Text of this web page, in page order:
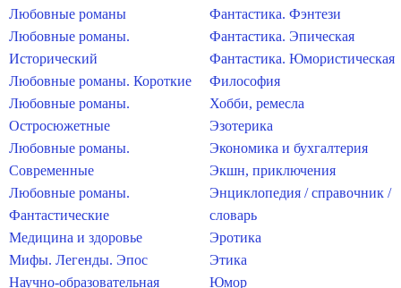
Любовные романы
Любовные романы.
Исторический
Любовные романы. Короткие
Любовные романы.
Остросюжетные
Любовные романы.
Современные
Любовные романы.
Фантастические
Медицина и здоровье
Мифы. Легенды. Эпос
Научно-образовательная
Фантастика. Фэнтези
Фантастика. Эпическая
Фантастика. Юмористическая
Философия
Хобби, ремесла
Эзотерика
Экономика и бухгалтерия
Экшн, приключения
Энциклопедия / справочник /
словарь
Эротика
Этика
Юмор